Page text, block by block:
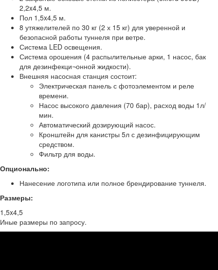
2,2x4,5 м.
Пол 1,5x4,5 м.
8 утяжелителей по 30 кг (2 х 15 кг) для уверенной и
безопасной работы туннеля при ветре.
Система LED освещения.
Система орошения (4 распылительные арки, 1 насос, бак
для дезинфекци¬онной жидкости).
Внешняя насосная станция состоит:
Электрическая панель с фотоэлементом и реле
времени.
Насос высокого давления (70 бар), расход воды 1л/
мин.
Автоматический дозирующий насос.
Кронштейн для канистры 5л с дезинфицирующим
средством.
Фильтр для воды.
Опционально:
Нанесение логотипа или полное брендирование туннеля.
Размеры:
1,5x4,5
Иные размеры по запросу.